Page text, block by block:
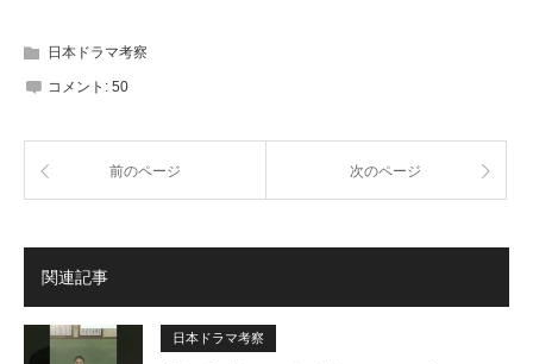
日本ドラマ考察
コメント: 50
前のページ 次のページ
関連記事
日本ドラマ考察